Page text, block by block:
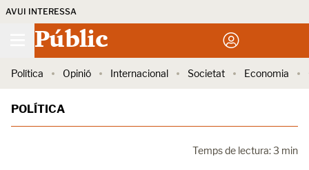
AVUI INTERESSA
Públic
Política Opinió Internacional Societat Economia
POLÍTICA
Temps de lectura: 3 min